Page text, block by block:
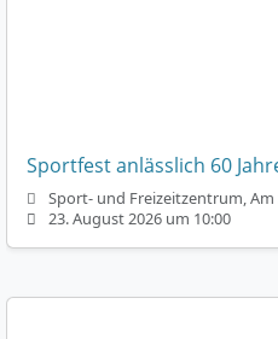
Sportfest anlässlich 60
Sport- und Freizeitzentrum,
23. August 2026 um 10:00